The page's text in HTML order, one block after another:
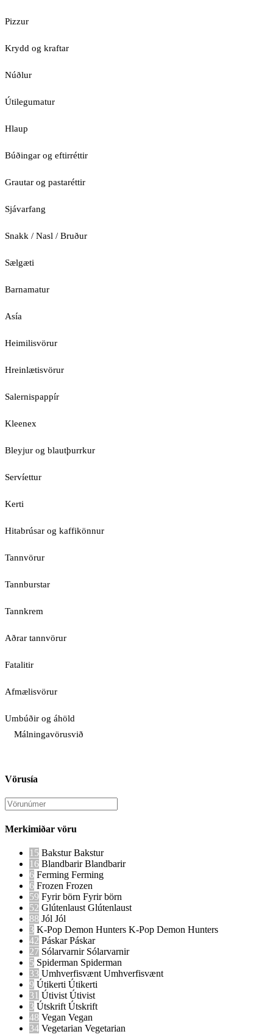
Pizzur
Krydd og kraftar
Núðlur
Útilegumatur
Hlaup
Búðingar og eftirréttir
Grautar og pastaréttir
Sjávarfang
Snakk / Nasl / Bruður
Sælgæti
Barnamatur
Asía
Heimilisvörur
Hreinlætisvörur
Salernispappír
Kleenex
Bleyjur og blautþurrkur
Servíettur
Kerti
Hitabrúsar og kaffikönnur
Tannvörur
Tannburstar
Tannkrem
Aðrar tannvörur
Fatalitir
Afmælisvörur
Umbúðir og áhöld
Málningavörusvið
Vörusía
Merkimiðar vöru
15 BaksturBakstur
16 BlandbarirBlandbarir
6 Ferming Ferming
6 Frozen Frozen
59 Fyrir börn Fyrir börn
52 Glútenlaust Glútenlaust
88 Jól Jól
3 K-Pop Demon Hunters K-Pop Demon Hunters
42 PáskarPáskar
27 Sólarvarnir Sólarvarnir
5 Spiderman Spiderman
33 Umhverfisvænt Umhverfisvænt
9 Útikerti Útikerti
31 Útivist Útivist
3 Útskrift Útskrift
48 Vegan Vegan
34 Vegetarian Vegetarian